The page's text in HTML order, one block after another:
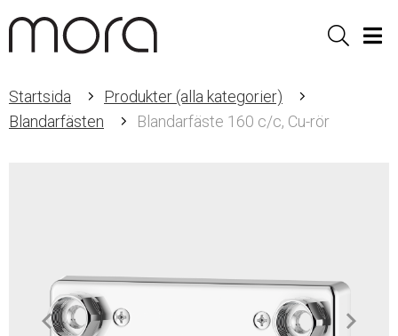
Sök
Startsida
Produkter (alla kategorier)
Blandarfästen
Blandarfäste 160 c/c, Cu-rör